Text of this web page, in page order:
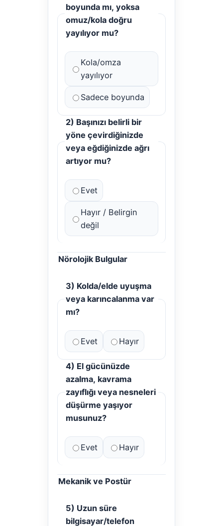
boyunda mı, yoksa
omuz/kola doğru
yayılıyor mu?
Kola/omza
yayılıyor
Sadece boyunda
2) Başınızı belirli bir
yöne çevirdiğinizde
veya eğdiğinizde ağrı
artıyor mu?
Evet
Hayır / Belirgin
değil
Nörolojik Bulgular
3) Kolda/elde uyuşma
veya karıncalanma var
mı?
Evet Hayır
4) El gücünüzde
azalma, kavrama
zayıflığı veya nesneleri
düşürme yaşıyor
musunuz?
Evet Hayır
Mekanik ve Postür
5) Uzun süre
bilgisayar/telefon